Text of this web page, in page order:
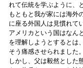
れて伝統を学ぶように、
もともと我が家には海外
に座る外国人は見慣れて
アメリカという国はなん
を理解しようとするとは
そう痛感させられました。
しかし、父は毅然とした